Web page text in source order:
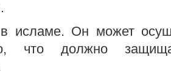
исламе. Он может
что должно